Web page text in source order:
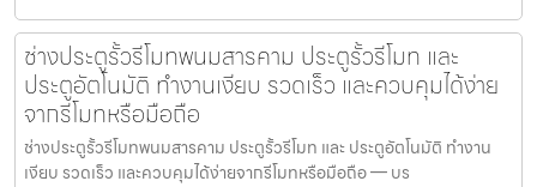
ช่างประตูรั้วรีโมทพนมสารคาม ประตูรั้วรีโมท และ
ประตูอัตโนมัติ ทำงานเงียบ รวดเร็ว และควบคุมได้ง่าย
จากรีโมทหรือมือถือ
ช่างประตูรั้วรีโมทพนมสารคาม ประตูรั้วรีโมท และ ประตูอัตโนมัติ ทำงาน
เงียบ รวดเร็ว และควบคุมได้ง่ายจากรีโมทหรือมือถือ — บร